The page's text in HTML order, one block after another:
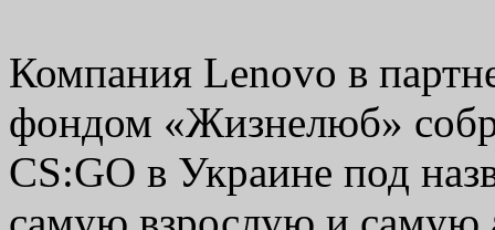
Компания Lenovo в
фондом «Жизнелюб»
CS:GO в Украине под